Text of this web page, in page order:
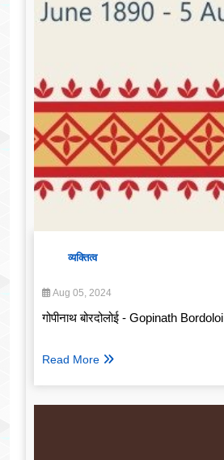
व्यक्तित्व
Aug 05, 2024
गोपीनाथ बोरदोलोई - Gopinath Bordoloi
Read More